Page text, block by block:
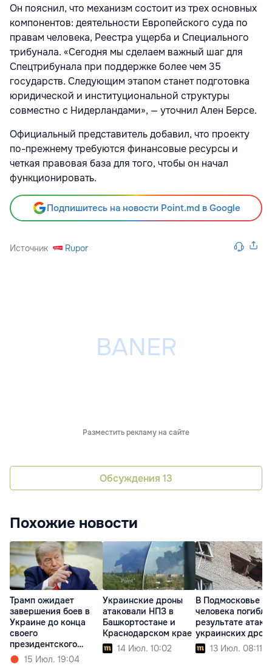
Он пояснил, что механизм состоит из трех основных
компонентов: деятельности Европейского суда по
правам человека, Реестра ущерба и Специального
трибунала. «Сегодня мы сделаем важный шаг для
Спецтрибунала при поддержке более чем 35
государств. Следующим этапом станет подготовка
юридической и институциональной структуры
совместно с Нидерландами», — уточнил Ален Берсе.
Официальный представитель добавил, что проекту
по-прежнему требуются финансовые ресурсы и
четкая правовая база для того, чтобы он начал
функционировать.
Подпишитесь на новости Point.md в Google
Источник Rupor
Разместить рекламу на сайте
Обсуждения 13
Похожие новости
Трамп ожидает
завершения боев в
Украине до конца
своего
президентского
срока15 Июл. 19:04
Украинские дроны
атаковали НПЗ в
Башкортостане и
Краснодарском крае
14 Июл. 10:02
В Подмосковье
человека
результате атаки
украинских
13 Июл. 08:11